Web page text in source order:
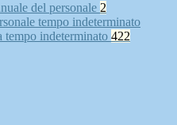
del personale 2
tempo indeterminato
tempo indeterminato 422